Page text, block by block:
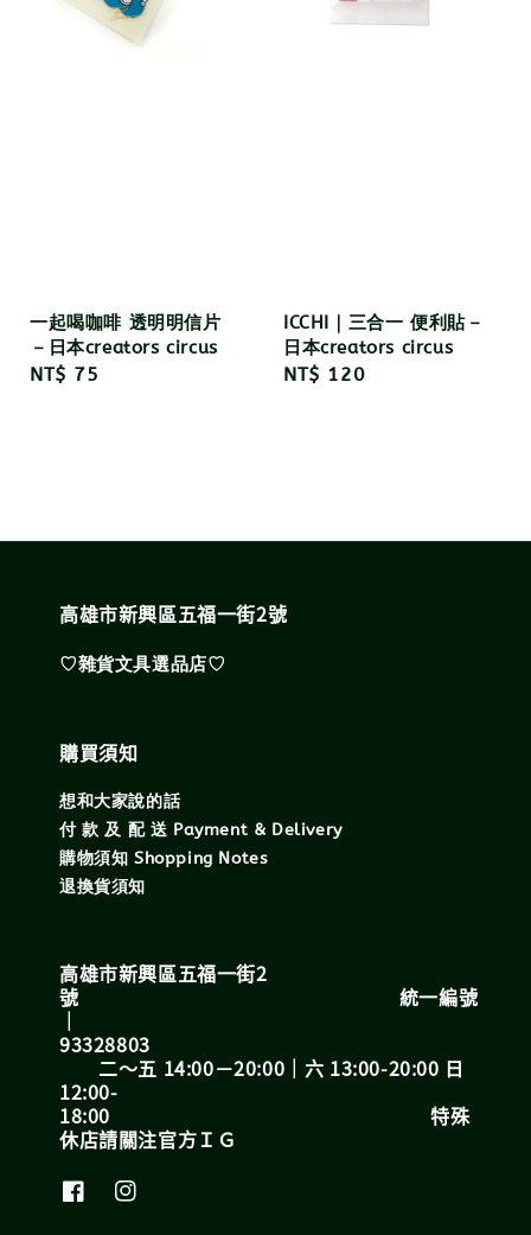
一起喝咖啡 透明明信片
－日本creators circus
Regular
NT$ 75
ICCHI｜三合一 便利貼－
日本creators circus
Regular
NT$ 120
高雄市新興區五福一街2號
♡雜貨文具選品店♡
購買須知
想和大家說的話
付 款 及 配 送 Payment & Delivery
購物須知 Shopping Notes
退換貨須知
高雄市新興區五福一街2
號 統一編號
｜
93328803
二～五 14:00－20:00｜六 13:00-20:00 日
12:00-
18:00 特殊
休店請關注官方ＩＧ